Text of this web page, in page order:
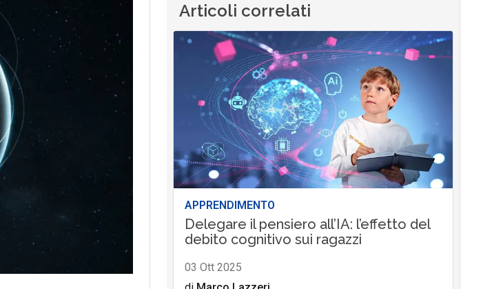
Articoli correlati
APPRENDIMENTO
Delegare il pensiero all’IA: l’effetto del
debito cognitivo sui ragazzi
03 Ott 2025